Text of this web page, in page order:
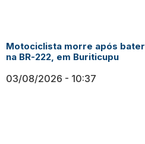
Motociclista morre após
na BR-222, em Buriticupu
03/08/2026 10:37